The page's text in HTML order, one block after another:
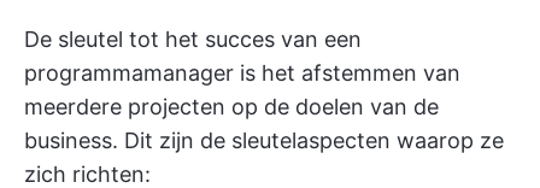
De sleutel tot het succes van een
programmamanager is het afstemmen van
meerdere projecten op de doelen van de
business. Dit zijn de sleutelaspecten waarop ze
zich richten: